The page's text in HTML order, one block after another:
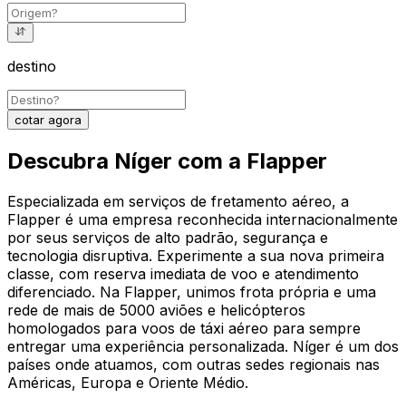
destino
cotar agora
Descubra Níger com a Flapper
Especializada em serviços de fretamento aéreo, a
Flapper é uma empresa reconhecida internacionalmente
por seus serviços de alto padrão, segurança e
tecnologia disruptiva. Experimente a sua nova primeira
classe, com reserva imediata de voo e atendimento
diferenciado. Na Flapper, unimos frota própria e uma
rede de mais de 5000 aviões e helicópteros
homologados para voos de táxi aéreo para sempre
entregar uma experiência personalizada. Níger é um dos
países onde atuamos, com outras sedes regionais nas
Américas, Europa e Oriente Médio.